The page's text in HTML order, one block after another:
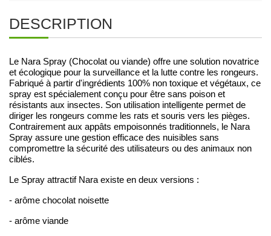
DESCRIPTION
Le Nara Spray (Chocolat ou viande) offre une solution novatrice
et écologique pour la surveillance et la lutte contre les rongeurs.
Fabriqué à partir d'ingrédients 100% non toxique et végétaux, ce
spray est spécialement conçu pour être sans poison et
résistants aux insectes. Son utilisation intelligente permet de
diriger les rongeurs comme les rats et souris vers les pièges.
Contrairement aux appâts empoisonnés traditionnels, le Nara
Spray assure une gestion efficace des nuisibles sans
compromettre la sécurité des utilisateurs ou des animaux non
ciblés.
Le Spray attractif Nara existe en deux versions :
- arôme chocolat noisette
- arôme viande